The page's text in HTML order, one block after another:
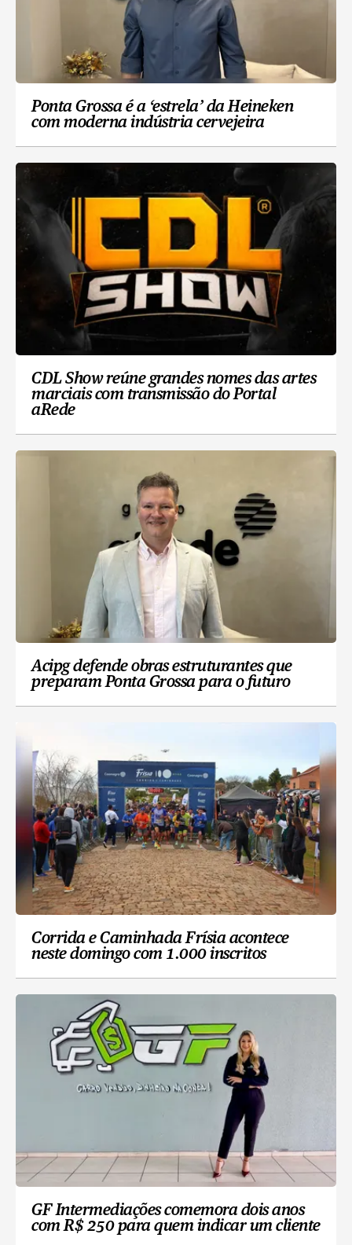
Ponta Grossa é a ‘estrela’ da Heineken
com moderna indústria cervejeira
CDL Show reúne grandes nomes das artes
marciais com transmissão do Portal
aRede
Acipg defende obras estruturantes que
preparam Ponta Grossa para o futuro
Corrida e Caminhada Frísia acontece
neste domingo com 1.000 inscritos
GF Intermediações comemora dois anos
com R$ 250 para quem indicar um cliente